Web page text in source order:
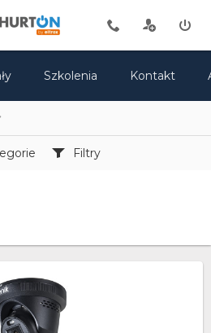
Szkolenia Kontakt
Filtry